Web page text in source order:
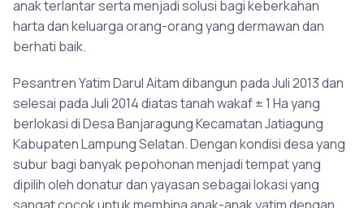
anak terlantar serta menjadi solusi bagi keberkahan
harta dan keluarga orang-orang yang dermawan dan
berhati baik.
Pesantren Yatim Darul Aitam dibangun pada Juli 2013 dan
selesai pada Juli 2014 diatas tanah wakaf ± 1 Ha yang
berlokasi di Desa Banjaragung Kecamatan Jatiagung
Kabupaten Lampung Selatan. Dengan kondisi desa yang
subur bagi banyak pepohonan menjadi tempat yang
dipilih oleh donatur dan yayasan sebagai lokasi yang